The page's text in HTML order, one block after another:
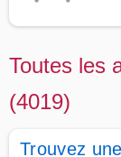
Toutes les
(4019)
Trouvez